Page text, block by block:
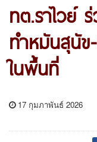
ทต.ราไวย์
ทำหมันสุนั
ในพื้นที่
17 กุมภาพันธ์ 2026